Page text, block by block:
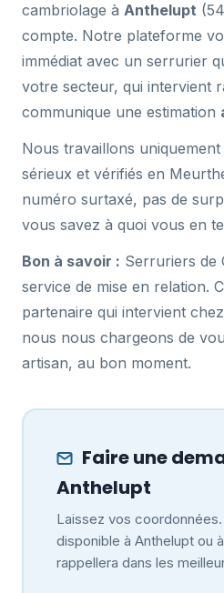
cambriolage à Anthelupt
compte. Notre plateforme
immédiat avec un serrurier
votre secteur, qui intervient
communique une estimation
Nous travaillons
sérieux et vérifiés en
numéro surtaxé, pas de
vous savez à quoi vous en
Bon à savoir : Serruriers de
service de mise en relation.
partenaire qui intervient
nous nous chargeons de
artisan, au bon moment.
Faire une
Anthelupt
Laissez vos
disponible à Anthelupt ou
rappellera dans les